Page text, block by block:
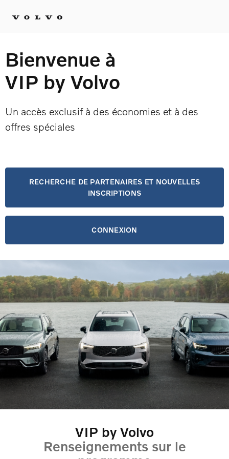
FRBienvenue à
VIP by Volvo
Un accès exclusif à des économies et à des
offres spéciales
CONNEXION
RECHERCHE DE PARTENAIRES ET NOUVELLES
INSCRIPTIONS
VIP by Volvo
Renseignements sur le